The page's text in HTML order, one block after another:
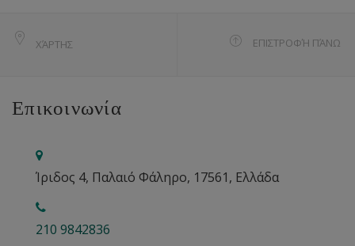
ΧΆΡΤΗΣ ΕΠΙΣΤΡΟΦΉ ΠΆΝΩ
Επικοινωνία
Ίριδος 4, Παλαιό Φάληρο, 17561, Ελλάδα
210 9842836